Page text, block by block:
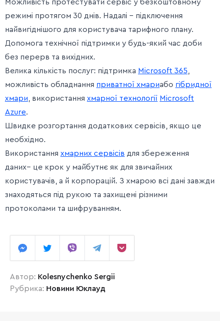
Можливість протестувати сервіс у безкоштовному
режимі протягом 30 днів. Надалі – підключення
найвигіднішого для користувача тарифного плану.
Допомога технічної підтримки у будь-який час доби
без перерв та вихідних.
Велика кількість послуг: підтримка Microsoft 365
можливість обладнання приватної хмариабо гібридної
хмари , використання хмарної технології Microsoft
Azure.
Швидке розгортання додаткових сервісів, якщо це
необхідно.
Використання хмарних сервісів для збереження
даних– це крок у майбутнє як для звичайних
користувачів, а й корпорацій. З хмарою всі дані завжди
знаходяться під рукою та захищені різними
протоколами та шифруванням.
Автор: Kolesnychenko Sergii
Рубрика: Новини Юклауд